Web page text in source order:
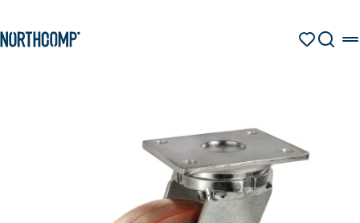
Zur Navigation springen
SUCHE
Sprache auswählen
DE